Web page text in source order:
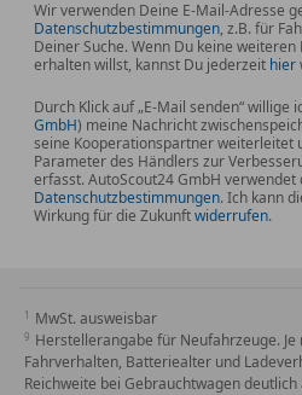
Wir verwenden Deine E-Mail-Adresse
Datenschutzbestimmungen, z.B. für
Deiner Suche. Wenn Du keine
erhalten willst, kannst Du jederzeit hier
Durch Klick auf „E-Mail senden“ willige
GmbH) meine Nachricht
seine Kooperationspartner weiterleitet
Parameter des Händlers zur
erfasst. AutoScout24 GmbH
Datenschutzbestimmungen. Ich kann
Wirkung für die Zukunftwiderrufen.
MwSt. ausweisbar
Herstellerangabe für Neufahrzeuge. Je
Fahrverhalten, Batteriealter und
Reichweite bei Gebrauchtwagen deutlich